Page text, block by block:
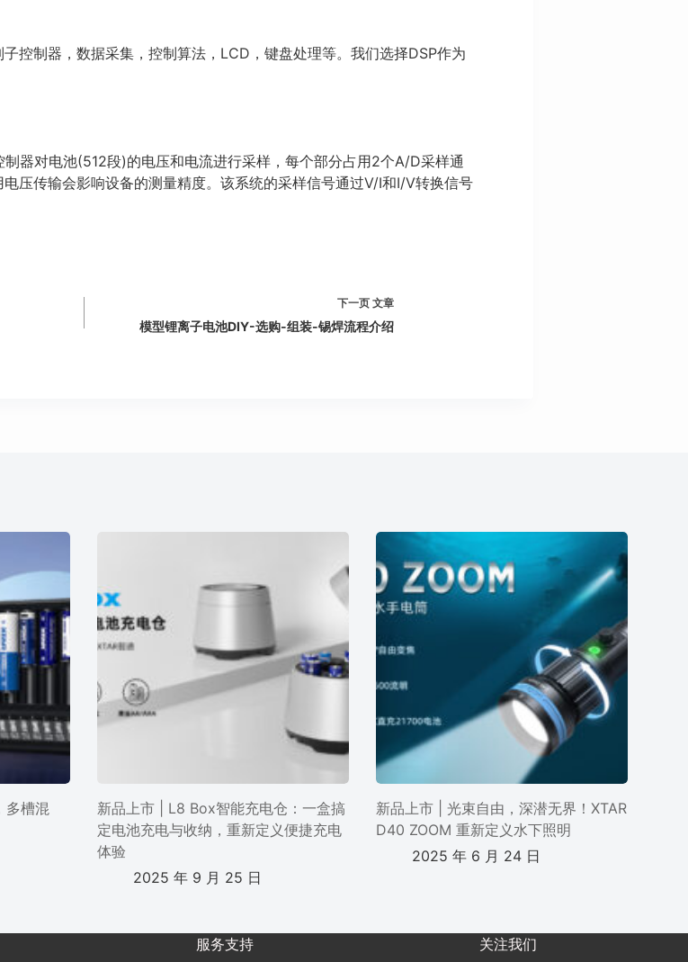
控制器，数据采集，控制算法，LCD，键盘处理等。我们选择DSP作为
器对电池(512段)的电压和电流进行采样，每个部分占用2个A/D采样通
压传输会影响设备的测量精度。该系统的采样信号通过V/I和I/V转换信号
下一页 文章
模型锂离子电池DIY-选购-组装-锡焊流程介绍
多槽混
新品上市 | L8 Box智能充电仓：一盒搞
定电池充电与收纳，重新定义便捷充电
体验
2025 年 9 月 25 日
新品上市 | 光束自由，深潜无界！XTAR
D40 ZOOM 重新定义水下照明
2025 年 6 月 24 日
服务支持 关注我们